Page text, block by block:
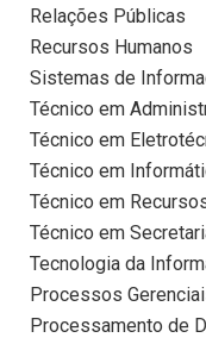
Relações Públicas
Recursos Humanos
Sistemas de
Técnico em
Técnico em
Técnico em
Técnico em
Técnico em
Tecnologia da
Processos
Processamento de